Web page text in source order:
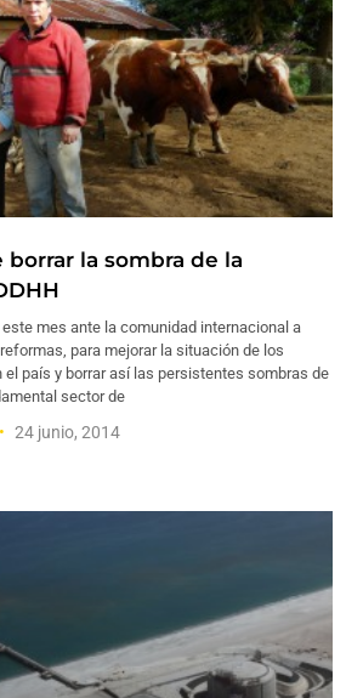
la sombra de la
mes ante la comunidad internacional a
para mejorar la situación de los
el país y borrar así las persistentes sombras de
sector de
24 junio, 2014